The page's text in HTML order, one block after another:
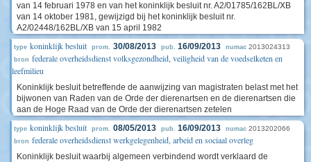
van 14 februari 1978 en van het koninklijk besluit nr. A2/01785/162BL/XB
van 14 oktober 1981, gewijzigd bij het koninklijk besluit nr.
A2/02448/162BL/XB van 15 april 1982
type koninklijk besluit prom. 30/08/2013 pub. 16/09/2013 numac 2013024313
bron federale overheidsdienst volksgezondheid, veiligheid van de voedselketen en
leefmilieu
Koninklijk besluit betreffende de aanwijzing van magistraten belast met het
bijwonen van Raden van de Orde der dierenartsen en de dierenartsen die
aan de Hoge Raad van de Orde der dierenartsen zetelen
type koninklijk besluit prom. 08/05/2013 pub. 16/09/2013 numac 2013202066
bron federale overheidsdienst werkgelegenheid, arbeid en sociaal overleg
Koninklijk besluit waarbij algemeen verbindend wordt verklaard de